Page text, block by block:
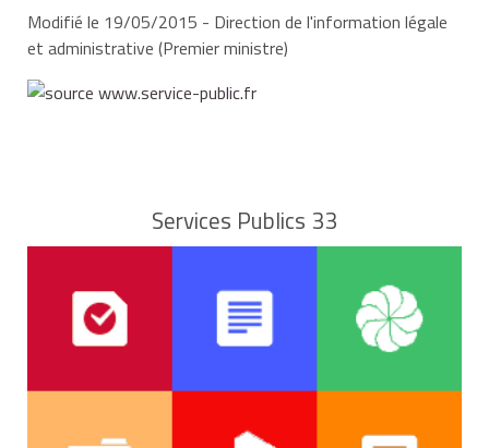
Modifié le 19/05/2015 - Direction de l'information légale
et administrative (Premier ministre)
Services Publics 33